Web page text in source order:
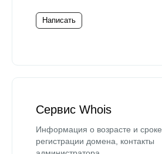
Написать
Сервис Whois
Информация о возрасте и сроке
регистрации домена, контакты